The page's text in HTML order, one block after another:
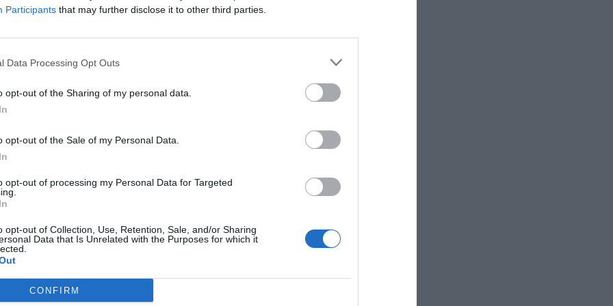
Participants that may further disclose it to other third parties.
Data Processing Opt Outs
opt-out of the Sharing of my personal data.
opt-out of the Sale of my Personal Data.
opt-out of processing my Personal Data for Targeted
opt-out of Collection, Use, Retention, Sale, and/or Sharing
Data that Is Unrelated with the Purposes for which it
CONFIRM
más emocionante del planeta y queremos verlo en el mayor
de MotoGP,
pero mucho margen de expansión
comercial de MotoGP.
2P
plataforma de datos monitoriza la asistencia y venta de
de 200 ligas y torneos masculinos y femeninos en España,
de running y ciclismo.
información club a club en LaLiga, ACB, Asobal, Superliga
las grandes ligas extranjeras de fútbol y baloncesto
así como los datos de asistencia media y agregada
torneos internacionales celebrados en España o